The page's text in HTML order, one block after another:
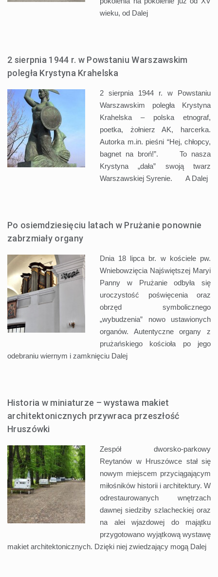
wieku, od Dalej
2 sierpnia 1944 r. w Powstaniu Warszawskim
poległa Krystyna Krahelska
2 sierpnia 1944 r. w Powstaniu
Warszawskim poległa Krystyna
Krahelska – polska etnograf,
poetka, żołnierz AK, harcerka.
Autorka m.in. pieśni “Hej, chłopcy,
bagnet na broń!”. To nasza
Krystyna „dała” swoją twarz
Warszawskiej Syrenie. A Dalej
Po osiemdziesięciu latach w Prużanie ponownie
zabrzmiały organy
Dnia 18 lipca br. w kościele pw.
Wniebowzięcia Najświętszej Maryi
Panny w Prużanie odbyła się
uroczystość poświęcenia oraz
obrzęd symbolicznego
„wybudzenia” nowo ustawionych
organów. Autentyczne organy z
prużańskiego kościoła po jego
odebraniu wiernym i zamknięciu Dalej
Historia w miniaturze – wystawa makiet
architektonicznych przywraca przeszłość
Hruszówki
Zespół dworsko-parkowy
Reytanów w Hruszówce stał się
nowym miejscem przyciągającym
miłośników historii i architektury. W
odrestaurowanych wnętrzach
dawnej siedziby szlacheckiej oraz
na alei wjazdowej do majątku
przygotowano wyjątkową wystawę
makiet architektonicznych. Dzięki niej zwiedzający mogą Dalej